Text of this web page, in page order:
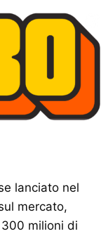
lanciato nel
mercato,
milioni di